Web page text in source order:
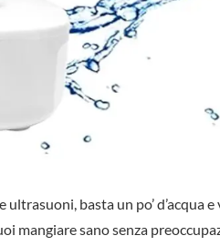
basta un po’ d’acqua e
mangiare sano senza